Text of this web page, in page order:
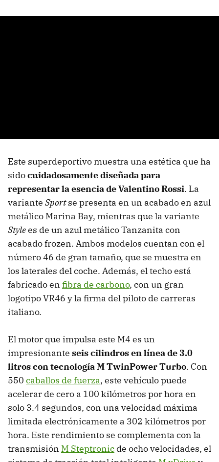
Este superdeportivo muestra una estética que ha
sidocuidadosamente diseñada para
representar la esencia de Valentino Rossi. La
variante Sportse presenta en un acabado en azul
metálico Marina Bay, mientras que la variante
Stylees de un azul metálico Tanzanita con
acabado frozen. Ambos modelos cuentan con el
número 46 de gran tamaño, que se muestra en
los laterales del coche. Además, el techo está
fabricado en fibra de carbono, con un gran
logotipo VR46 y la firma del piloto de carreras
italiano.
El motor que impulsa este M4 es un
impresionante seis cilindros en línea de 3.0
litros con tecnología M TwinPower Turbo. Con
550 caballos de fuerza, este vehículo puede
acelerar de cero a 100 kilómetros por hora en
solo 3.4 segundos, con una velocidad máxima
limitada electrónicamente a 302 kilómetros por
hora. Este rendimiento se complementa con la
transmisión M Steptronic de ocho velocidades, el